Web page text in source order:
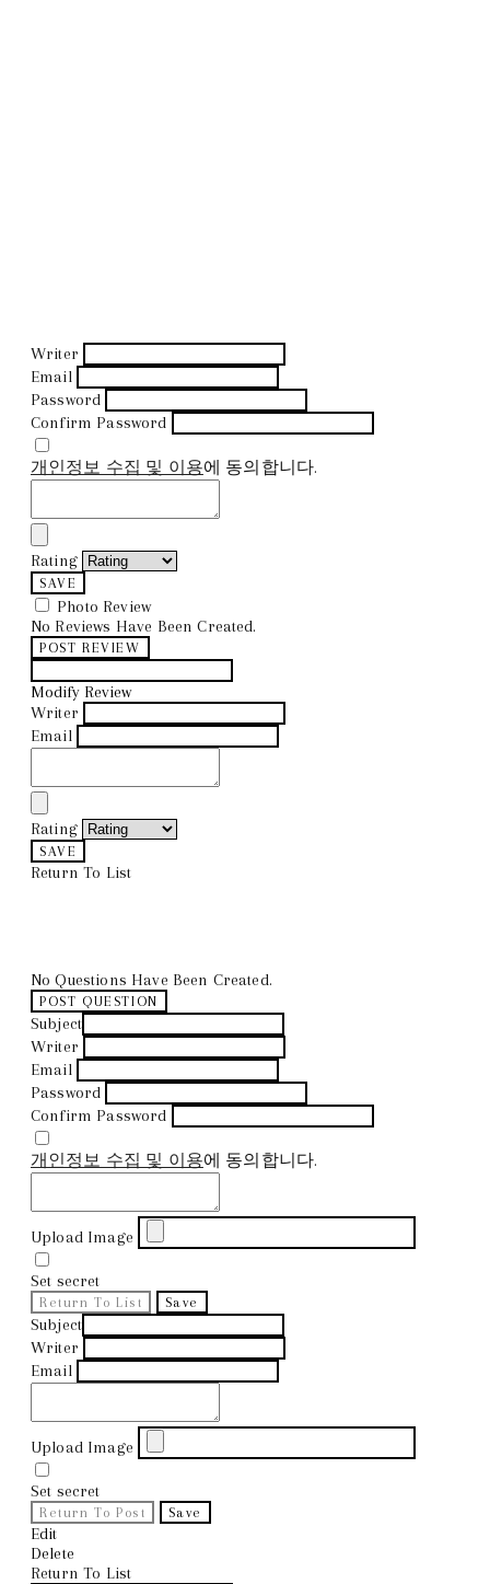
Writer
Email
Password
Confirm Password
개인정보 수집 및 이용에 동의합니다.
Rating
SAVE
Photo Review
No Reviews Have Been Created.
POST REVIEW
Modify Review
Writer
Email
Rating
SAVE
Return To List
No Questions Have Been Created.
POST QUESTION
Subject
Writer
Email
Password
Confirm Password
개인정보 수집 및 이용에 동의합니다.
Upload Image
Set secret
Return To List Save
Subject
Writer
Email
Upload Image
Set secret
Return To Post Save
Edit
Delete
Return To List